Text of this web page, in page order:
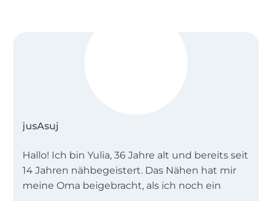
jusAsuj
Hallo! Ich bin Yulia, 36 Jahre alt und bereits seit
14 Jahren nähbegeistert. Das Nähen hat mir
meine Oma beigebracht, als ich noch ein